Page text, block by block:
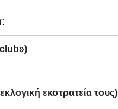
εκστρατεία τους)